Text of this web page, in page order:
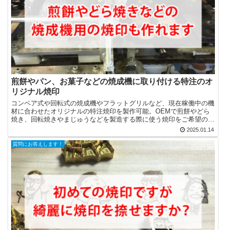
煎餅やパン、お菓子などの焼成機に取り付ける特注のオ
リジナル焼印
コンベア式や回転式の焼成機やフラットグリルなど、現在稼働中の機
材に合わせたオリジナルの特注焼印を製作可能。OEMで煎餅やどら
焼き、回転焼きやまじゅうなどを製造する際に使う焼印をご希望の仕
様や形状で短納期で製作させていただきます。焼成機用の焼印製作に
ついては一度ご相談ください。
2025.01.14
質問にお答えします！